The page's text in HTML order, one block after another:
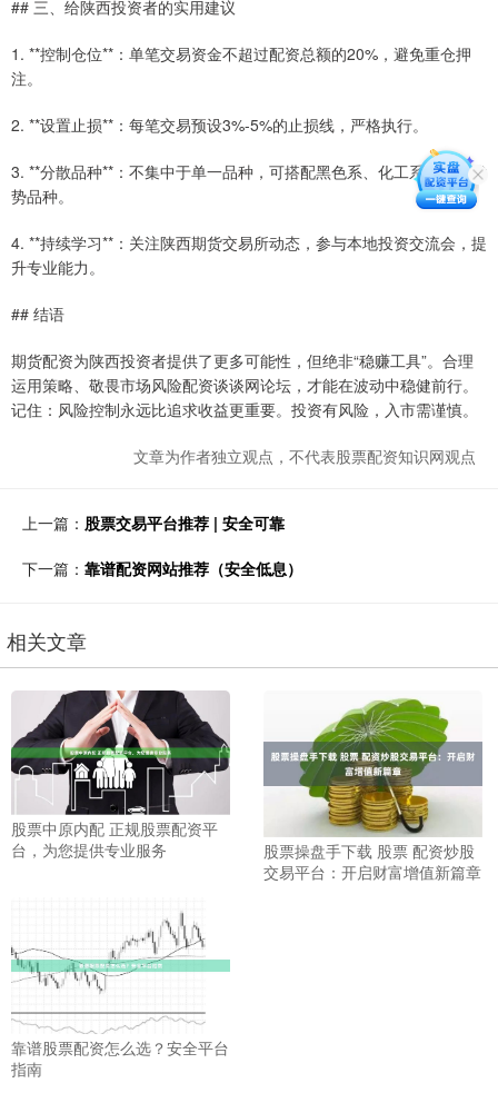
## 三、给陕西投资者的实用建议
1. **控制仓位**：单笔交易资金不超过配资总额的20%，避免重仓押
注。
2. **设置止损**：每笔交易预设3%-5%的止损线，严格执行。
3. **分散品种**：不集中于单一品种，可搭配黑色系、化工系等陕西优
势品种。
4. **持续学习**：关注陕西期货交易所动态，参与本地投资交流会，提
升专业能力。
## 结语
期货配资为陕西投资者提供了更多可能性，但绝非“稳赚工具”。合理
运用策略、敬畏市场风险配资谈谈网论坛，才能在波动中稳健前行。
记住：风险控制永远比追求收益更重要。投资有风险，入市需谨慎。
文章为作者独立观点，不代表股票配资知识网观点
上一篇： 股票交易平台推荐 | 安全可靠
下一篇： 靠谱配资网站推荐（安全低息）
相关文章
股票中原内配 正规股票配资平
台，为您提供专业服务
股票操盘手下载 股票 配资炒股
交易平台：开启财富增值新篇章
靠谱股票配资怎么选？安全平台
指南